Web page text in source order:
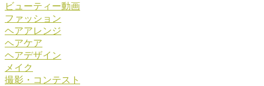
ビューティー動画
ファッション
ヘアアレンジ
ヘアケア
ヘアデザイン
メイク
撮影・コンテスト